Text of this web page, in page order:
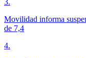
3.
Movilidad informa
de 7,4
4.